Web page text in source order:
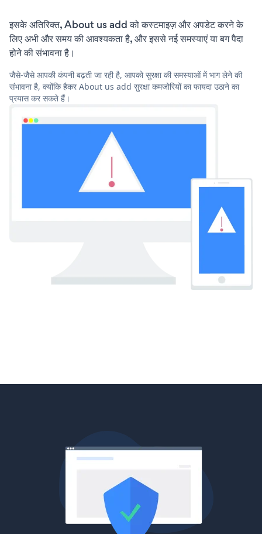
इसके अतिरिक्त, About us add को कस्टमाइज़ और अपडेट करने के
लिए अभी और समय की आवश्यकता है, और इससे नई समस्याएं या बग पैदा
होने की संभावना है।
जैसे-जैसे आपकी कंपनी बढ़ती जा रही है, आपको सुरक्षा की समस्याओं में भाग लेने की
संभावना है, क्योंकि हैकर About us add सुरक्षा कमजोरियों का फायदा उठाने का
प्रयास कर सकते हैं।